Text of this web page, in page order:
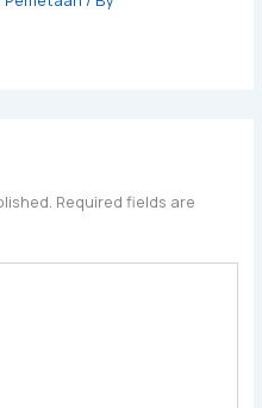
Required fields are